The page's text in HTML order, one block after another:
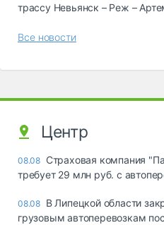
трассу Невьянск – Реж –
Все новости
Центр
08.08 Страховая компания
требует 29 млн руб. с
08.08 В Липецкой области
грузовым автоперевозкам